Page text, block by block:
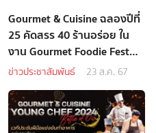
Gourmet & Cuisine ฉลองปีที่
25 คัดสรร 40 ร้านอร่อย ใน
งาน Gourmet Foodie Fest
2024 : Food is a Love
ข่าวประชาสัมพันธ์ 23 ส.ค. 67